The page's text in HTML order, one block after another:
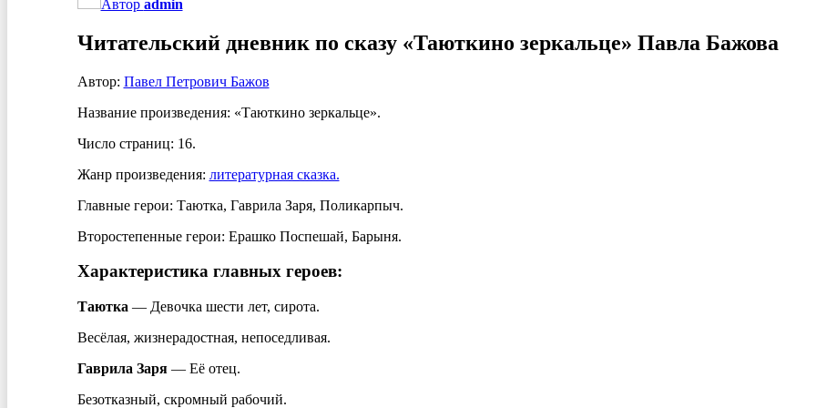
Автор admin
Читательский дневник по сказу «Таюткино зеркальце» Павла Бажова
Автор: Павел Петрович Бажов
Название произведения: «Таюткино зеркальце».
Число страниц: 16.
Жанр произведения: литературная сказка.
Главные герои: Таютка, Гаврила Заря, Поликарпыч.
Второстепенные герои: Ерашко Поспешай, Барыня.
Характеристика главных героев:
Таютка — Девочка шести лет, сирота.
Весёлая, жизнерадостная, непоседливая.
Гаврила Заря— Её отец.
Безотказный, скромный рабочий.